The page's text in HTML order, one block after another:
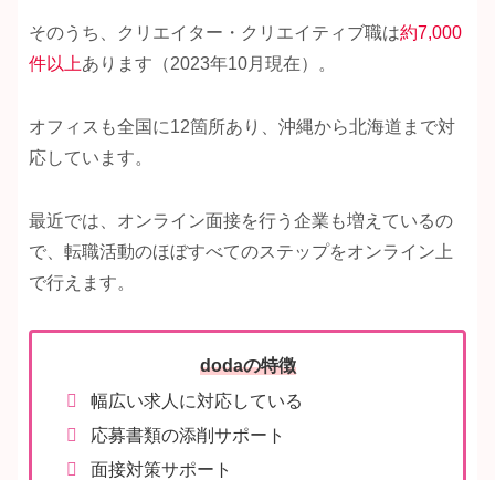
そのうち、クリエイター・クリエイティブ職は約7,000
件以上あります（2023年10月現在）。
オフィスも全国に12箇所あり、沖縄から北海道まで対
応しています。
最近では、オンライン面接を行う企業も増えているの
で、転職活動のほぼすべてのステップをオンライン上
で行えます。
dodaの特徴
幅広い求人に対応している
応募書類の添削サポート
面接対策サポート